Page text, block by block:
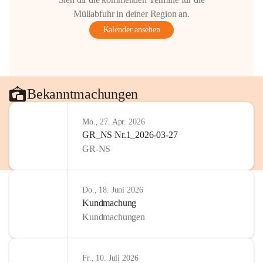
Müllabfuhr in deiner Region an.
Kalender ansehen
Bekanntmachungen
Mo., 27. Apr. 2026
GR_NS Nr.1_2026-03-27
GR-NS
Do., 18. Juni 2026
Kundmachung
Kundmachungen
Fr., 10. Juli 2026